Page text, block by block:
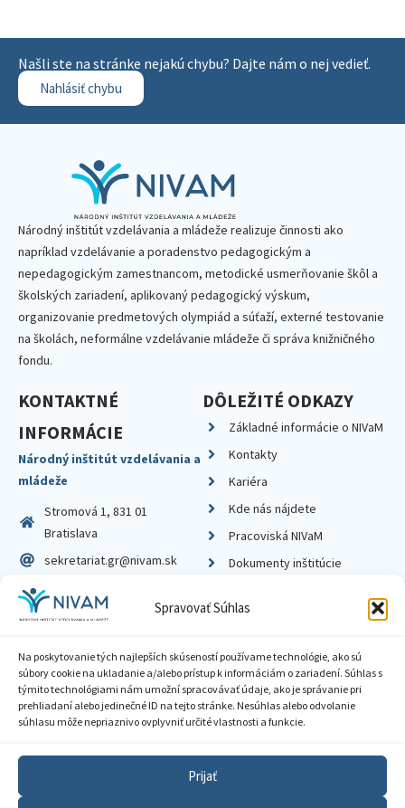
Spravovať Súhlas
Na poskytovanie tých najlepších skúseností používame technológie, ako sú
súbory cookie na ukladanie a/alebo prístup k informáciám o zariadení. Súhlas s
týmito technológiami nám umožní spracovávať údaje, ako je správanie pri
prehliadaní alebo jedinečné ID na tejto stránke. Nesúhlas alebo odvolanie
súhlasu môže nepriaznivo ovplyvniť určité vlastnosti a funkcie.
Prijať
Našli ste na stránke nejakú chybu? Dajte nám o nej vedieť.
Nahlásiť chybu
Národný inštitút vzdelávania a mládeže realizuje činnosti ako
napríklad vzdelávanie a poradenstvo pedagogickým a
nepedagogickým zamestnancom, metodické usmerňovanie škôl a
školských zariadení, aplikovaný pedagogický výskum,
organizovanie predmetových olympiád a súťaží, externé testovanie
na školách, neformálne vzdelávanie mládeže či správa knižničného
fondu.
KONTAKTNÉ
INFORMÁCIE
Národný inštitút vzdelávania a
mládeže
Stromová 1, 831 01
Bratislava
sekretariat.gr@nivam.sk
IČO: 00164348
DIČ: 2020798714
DÔLEŽITÉ ODKAZY
Základné informácie o NIVaM
Kontakty
Kariéra
Kde nás nájdete
Pracoviská NIVaM
Dokumenty inštitúcie
Zásady ochrany súkromia
Sprístupnenie informácií